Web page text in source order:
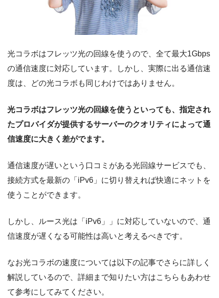
光コラボはフレッツ光の回線を使うので、全て最大1Gbps
の通信速度に対応しています。しかし、実際に出る通信速
度は、どの光コラボも同じわけではありません。
光コラボはフレッツ光の回線を使うといっても、指定され
たプロバイダが提供するサーバーのクオリティによって通
信速度に大きく差がでます。
通信速度が遅いという口コミがある光回線サービスでも、
接続方式を最新の「iPv6」に切り替えれば快適にネットを
使うことができます。
しかし、ルース光は「iPv6」」に対応していないので、通
信速度が遅くなる可能性は高いと考えるべきです。
なお光コラボの速度については以下の記事でさらに詳しく
解説しているので、詳細まで知りたい方はこちらもあわせ
て参考にしてみてください。